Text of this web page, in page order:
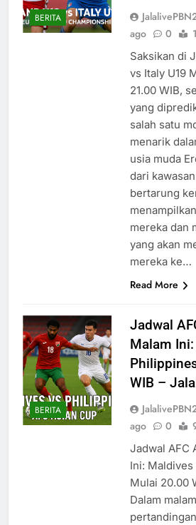
BERITA
ago
0
Saksikan di
vs Italy U19
21.00 WIB,
yang
salah satu
menarik
usia muda
dari
bertarung
mereka dan
yang akan
mereka ke…
Read More
BERITA
Jadwal
Malam
WIB –
ago
0
Jadwal AFC
Ini:
Mulai 20.00
Dalam